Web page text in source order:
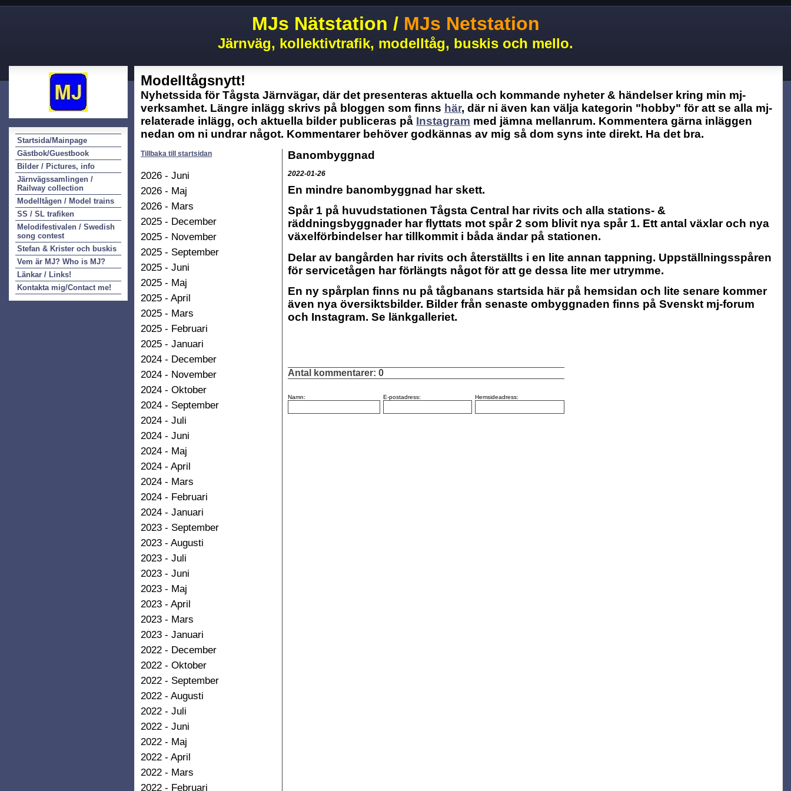
MJs Nätstation /MJs Netstation
Järnväg, kollektivtrafik, modelltåg, buskis och mello.
Startsida/Mainpage
Gästbok/Guestbook
Bilder / Pictures, info
Järnvägssamlingen /
Railway collection
Modelltågen / Model trains
SS / SL trafiken
Melodifestivalen / Swedish
song contest
Stefan & Krister och buskis
Vem är MJ? Who is MJ?
Länkar / Links!
Kontakta mig/Contact me!
Modelltågsnytt!
Nyhetssida för Tågsta Järnvägar, där det presenteras aktuella och kommande nyheter & händelser kring min mj-
verksamhet. Längre inlägg skrivs på bloggen som finns här, där ni även kan välja kategorin "hobby" för att se alla mj-
relaterade inlägg, och aktuella bilder publiceras på Instagram med jämna mellanrum. Kommentera gärna inläggen
nedan om ni undrar något. Kommentarer behöver godkännas av mig så dom syns inte direkt. Ha det bra.
Tillbaka till startsidan
2026 - Juni
2026 - Maj
2026 - Mars
2025 - December
2025 - November
2025 - September
2025 - Juni
2025 - Maj
2025 - April
2025 - Mars
2025 - Februari
2025 - Januari
2024 - December
2024 - November
2024 - Oktober
2024 - September
2024 - Juli
2024 - Juni
2024 - Maj
2024 - April
2024 - Mars
2024 - Februari
2024 - Januari
2023 - September
2023 - Augusti
2023 - Juli
2023 - Juni
2023 - Maj
2023 - April
2023 - Mars
2023 - Januari
2022 - December
2022 - Oktober
2022 - September
2022 - Augusti
2022 - Juli
2022 - Juni
2022 - Maj
2022 - April
2022 - Mars
2022 - Februari
Banombyggnad
2022-01-26
En mindre banombyggnad har skett.
Spår 1 på huvudstationen Tågsta Central har rivits och alla stations- &
räddningsbyggnader har flyttats mot spår 2 som blivit nya spår 1. Ett antal växlar och nya
växelförbindelser har tillkommit i båda ändar på stationen.
Delar av bangården har rivits och återställts i en lite annan tappning. Uppställningsspåren
för servicetågen har förlängts något för att ge dessa lite mer utrymme.
En ny spårplan finns nu på tågbanans startsida här på hemsidan och lite senare kommer
även nya översiktsbilder. Bilder från senaste ombyggnaden finns på Svenskt mj-forum
och Instagram. Se länkgalleriet.
Antal kommentarer: 0
Namn: E-postadress: Hemsideadress: